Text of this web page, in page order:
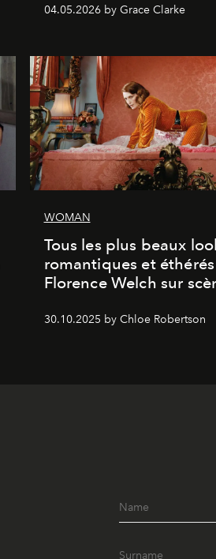
04.05.2026 by Grace Clarke
WOMAN
Tous les plus beaux
romantiques et
Florence Welch sur
30.10.2025 by Chloe Robertson